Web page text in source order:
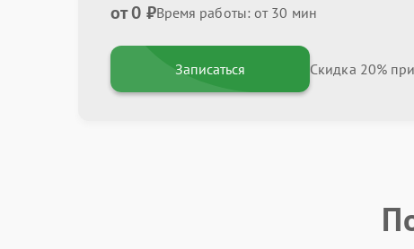
от 0 ₽Время работы: от 30 мин
Записаться Скидка 20%